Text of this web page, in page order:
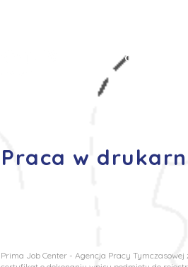
O nas
Praca w
Prima Job Center - Agencja Pracy